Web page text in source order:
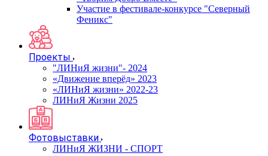
Участие в фестивале-конкурсе "Северный
Феникс"
Проекты
"ЛИНиЯ жизни"- 2024
«Движение вперёд» 2023
«ЛИНиЯ жизни» 2022-23
ЛИНиЯ Жизни 2025
Фотовыставки
ЛИНиЯ ЖИЗНИ - СПОРТ